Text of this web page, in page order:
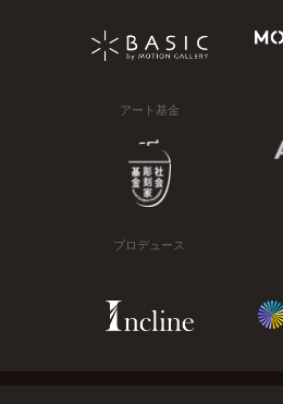
アート基金
プロデュース